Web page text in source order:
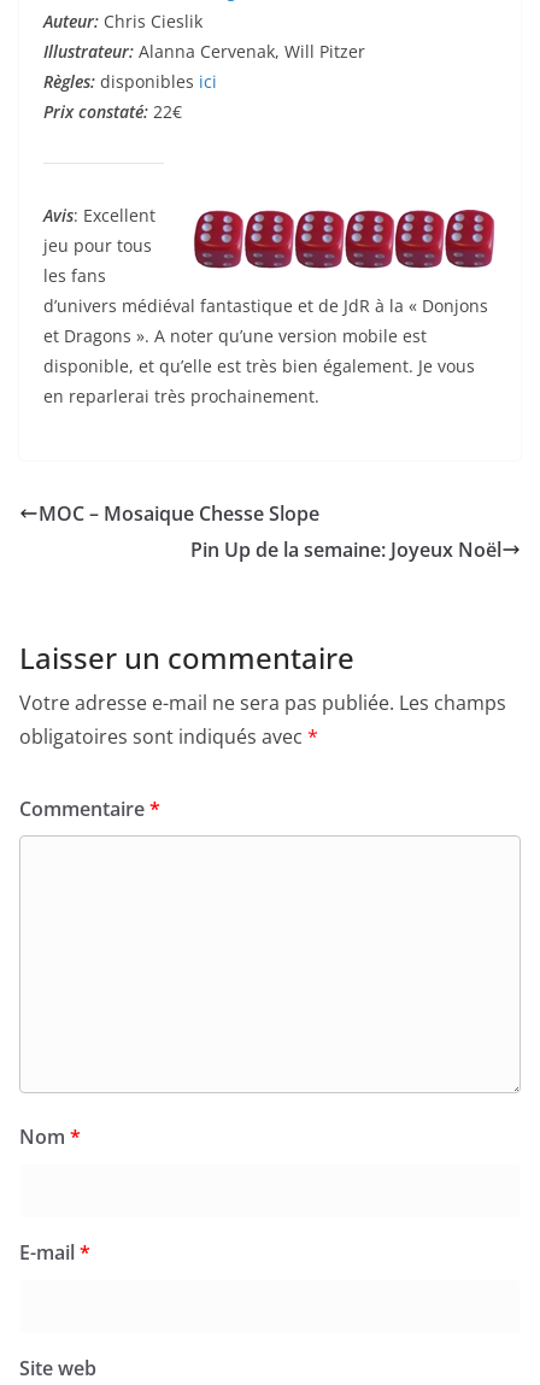
Auteur: Chris Cieslik
Illustrateur: Alanna Cervenak, Will Pitzer
Règles: disponibles ici
Prix constaté: 22€
Avis: Excellent
jeu pour tous
les fans
d’univers médiéval fantastique et de JdR à la « Donjons
et Dragons ». A noter qu’une version mobile est
disponible, et qu’elle est très bien également. Je vous
en reparlerai très prochainement.
MOC – Mosaique Chesse Slope
Pin Up de la semaine: Joyeux Noël
Laisser un commentaire
Votre adresse e-mail ne sera pas publiée. Les champs
obligatoires sont indiqués avec *
Commentaire*
Nom *
E-mail*
Site web